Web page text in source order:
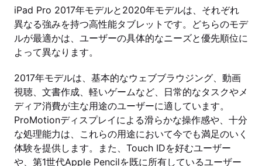
iPad Pro 2017年モデルと2020年モデルは、それぞれ
異なる強みを持つ高性能タブレットです。どちらのモデ
ルが最適かは、ユーザーの具体的なニーズと優先順位に
よって異なります。
2017年モデルは、基本的なウェブブラウジング、動画
視聴、文書作成、軽いゲームなど、日常的なタスクやメ
ディア消費が主な用途のユーザーに適しています。
ProMotionディスプレイによる滑らかな操作感や、十分
な処理能力は、これらの用途において今でも満足のいく
体験を提供します。また、Touch IDを好むユーザー
や、第1世代Apple Pencilを既に所有しているユーザー